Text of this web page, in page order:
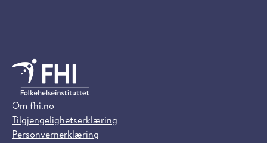
Om fhi.no
Tilgjengelighetserklæring
Personvernerklæring